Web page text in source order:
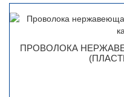
ПРОВОЛОКА